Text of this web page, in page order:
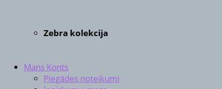
Zebra kolekcija
Mans Konts
Piegādes noteikumi